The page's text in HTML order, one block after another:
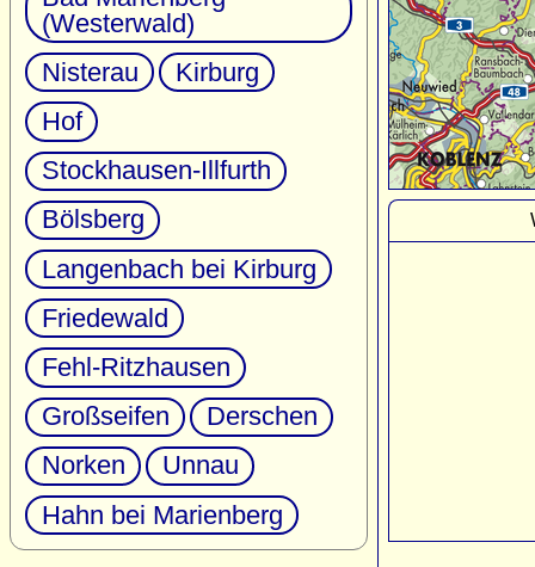
(Westerwald)
Nisterau
Kirburg
Hof
Stockhausen-Illfurth
Bölsberg
Langenbach bei Kirburg
Friedewald
Fehl-Ritzhausen
Großseifen
Derschen
Norken
Unnau
Hahn bei Marienberg